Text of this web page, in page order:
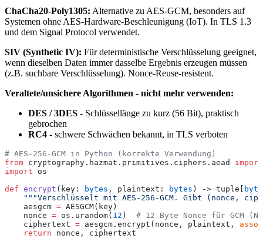
ChaCha20-Poly1305: Alternative zu AES-GCM, besonders auf
Systemen ohne AES-Hardware-Beschleunigung (IoT). In TLS 1.3
und dem Signal Protocol verwendet.
SIV (Synthetic IV): Für deterministische Verschlüsselung geeignet,
wenn dieselben Daten immer dasselbe Ergebnis erzeugen müssen
(z.B. suchbare Verschlüsselung). Nonce-Reuse-resistent.
Veraltete/unsichere Algorithmen - nicht mehr verwenden:
DES / 3DES - Schlüssellänge zu kurz (56 Bit), praktisch
gebrochen
RC4 - schwere Schwächen bekannt, in TLS verboten
# AES-256-GCM in Python (korrekte Verwendung)
from cryptography.hazmat.primitives.ciphers.aead import
import os
def encrypt (key: bytes , plaintext: bytes ) -> tuple[
"""Verschlüsselt mit AES-256-GCM. Gibt (nonce,
    aesgcm
= AESGCM(key)
    nonce
= os.urandom( 12 ) # 12 Byte Nonce für GCM
    ciphertext
= aesgcm.encrypt(nonce, plaintext,
    return
nonce, ciphertext